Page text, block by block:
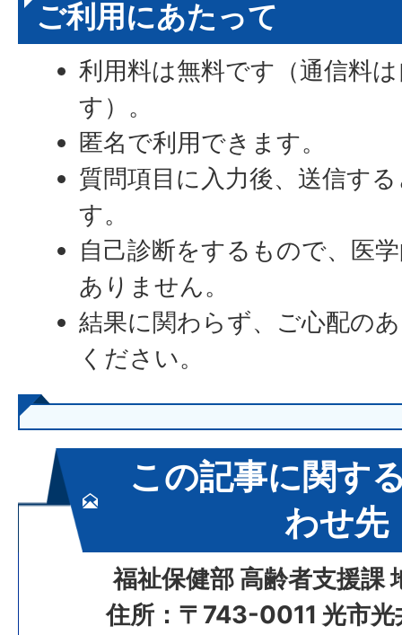
ご利用にあたって
利用料は無料です（通信料
す）。
匿名で利用できます。
質問項目に入力後、送信す
す。
自己診断をするもので、医
ありません。
結果に関わらず、ご心配の
ください。
この記事に関す
わせ先
福祉保健部 高齢者支援課
住所：〒743-0011 光市光